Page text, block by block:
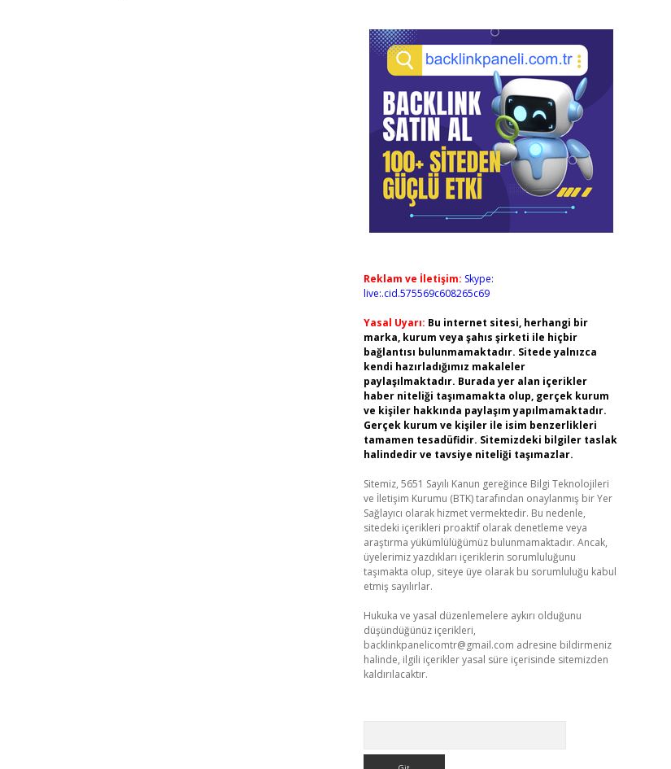
Reklam ve İletişim: Skype:
live:.cid.575569c608265c69
Yasal Uyarı: Bu internet sitesi, herhangi bir
marka, kurum veya şahıs şirketi ile hiçbir
bağlantısı bulunmamaktadır. Sitede yalnızca
kendi hazırladığımız makaleler
paylaşılmaktadır. Burada yer alan içerikler
haber niteliği taşımamakta olup, gerçek kurum
ve kişiler hakkında paylaşım yapılmamaktadır.
Gerçek kurum ve kişiler ile isim benzerlikleri
tamamen tesadüfidir. Sitemizdeki bilgiler taslak
halindedir ve tavsiye niteliği taşımazlar.
Sitemiz, 5651 Sayılı Kanun gereğince Bilgi Teknolojileri
ve İletişim Kurumu (BTK) tarafından onaylanmış bir Yer
Sağlayıcı olarak hizmet vermektedir. Bu nedenle,
sitedeki içerikleri proaktif olarak denetleme veya
araştırma yükümlülüğümüz bulunmamaktadır. Ancak,
üyelerimiz yazdıkları içeriklerin sorumluluğunu
taşımakta olup, siteye üye olarak bu sorumluluğu kabul
etmiş sayılırlar.
Hukuka ve yasal düzenlemelere aykırı olduğunu
düşündüğünüz içerikleri,
backlinkpanelicomtr@gmail.com adresine bildirmeniz
halinde, ilgili içerikler yasal süre içerisinde sitemizden
kaldırılacaktır.